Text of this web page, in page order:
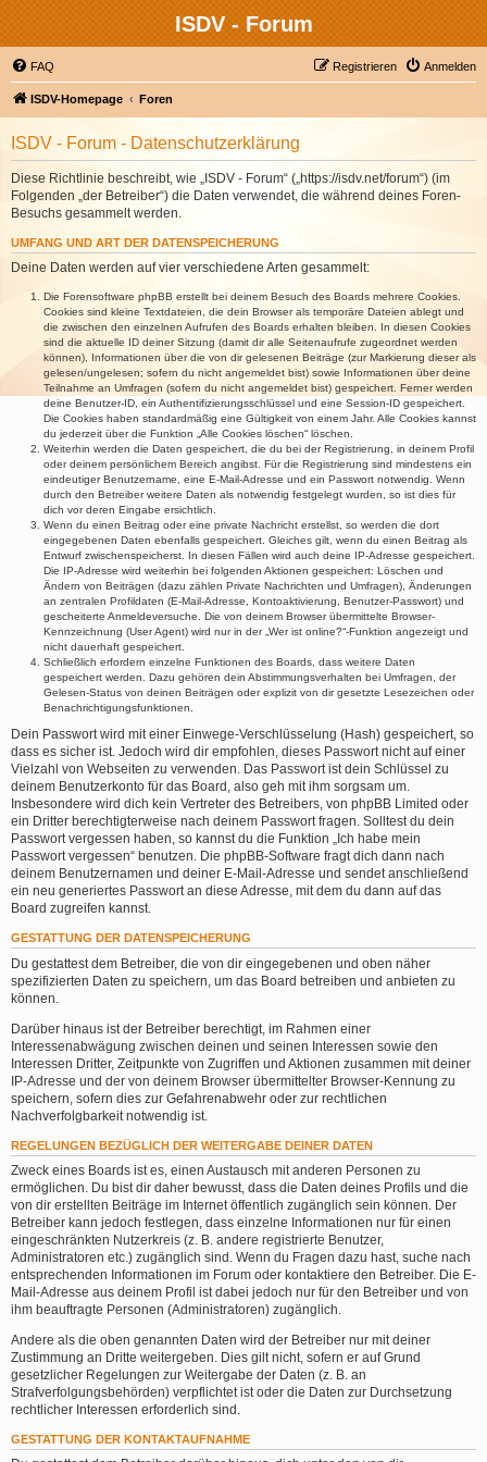
ISDV - Forum
FAQ Anmelden
Registrieren
ISDV-Homepage Foren
ISDV - Forum - Datenschutzerklärung
Diese Richtlinie beschreibt, wie „ISDV - Forum“ („https://isdv.net/forum“) (im
Folgenden „der Betreiber“) die Daten verwendet, die während deines Foren-
Besuchs gesammelt werden.
UMFANG UND ART DER DATENSPEICHERUNG
Deine Daten werden auf vier verschiedene Arten gesammelt:
Die Forensoftware phpBB erstellt bei deinem Besuch des Boards mehrere Cookies.
Cookies sind kleine Textdateien, die dein Browser als temporäre Dateien ablegt und
die zwischen den einzelnen Aufrufen des Boards erhalten bleiben. In diesen Cookies
sind die aktuelle ID deiner Sitzung (damit dir alle Seitenaufrufe zugeordnet werden
können), Informationen über die von dir gelesenen Beiträge (zur Markierung dieser als
gelesen/ungelesen; sofern du nicht angemeldet bist) sowie Informationen über deine
Teilnahme an Umfragen (sofern du nicht angemeldet bist) gespeichert. Ferner werden
deine Benutzer-ID, ein Authentifizierungsschlüssel und eine Session-ID gespeichert.
Die Cookies haben standardmäßig eine Gültigkeit von einem Jahr. Alle Cookies kannst
du jederzeit über die Funktion „Alle Cookies löschen“ löschen.
Weiterhin werden die Daten gespeichert, die du bei der Registrierung, in deinem Profil
oder deinem persönlichem Bereich angibst. Für die Registrierung sind mindestens ein
eindeutiger Benutzername, eine E-Mail-Adresse und ein Passwort notwendig. Wenn
durch den Betreiber weitere Daten als notwendig festgelegt wurden, so ist dies für
dich vor deren Eingabe ersichtlich.
Wenn du einen Beitrag oder eine private Nachricht erstellst, so werden die dort
eingegebenen Daten ebenfalls gespeichert. Gleiches gilt, wenn du einen Beitrag als
Entwurf zwischenspeicherst. In diesen Fällen wird auch deine IP-Adresse gespeichert.
Die IP-Adresse wird weiterhin bei folgenden Aktionen gespeichert: Löschen und
Ändern von Beiträgen (dazu zählen Private Nachrichten und Umfragen), Änderungen
an zentralen Profildaten (E-Mail-Adresse, Kontoaktivierung, Benutzer-Passwort) und
gescheiterte Anmeldeversuche. Die von deinem Browser übermittelte Browser-
Kennzeichnung (User Agent) wird nur in der „Wer ist online?“-Funktion angezeigt und
nicht dauerhaft gespeichert.
Schließlich erfordern einzelne Funktionen des Boards, dass weitere Daten
gespeichert werden. Dazu gehören dein Abstimmungsverhalten bei Umfragen, der
Gelesen-Status von deinen Beiträgen oder explizit von dir gesetzte Lesezeichen oder
Benachrichtigungsfunktionen.
Dein Passwort wird mit einer Einwege-Verschlüsselung (Hash) gespeichert, so
dass es sicher ist. Jedoch wird dir empfohlen, dieses Passwort nicht auf einer
Vielzahl von Webseiten zu verwenden. Das Passwort ist dein Schlüssel zu
deinem Benutzerkonto für das Board, also geh mit ihm sorgsam um.
Insbesondere wird dich kein Vertreter des Betreibers, von phpBB Limited oder
ein Dritter berechtigterweise nach deinem Passwort fragen. Solltest du dein
Passwort vergessen haben, so kannst du die Funktion „Ich habe mein
Passwort vergessen“ benutzen. Die phpBB-Software fragt dich dann nach
deinem Benutzernamen und deiner E-Mail-Adresse und sendet anschließend
ein neu generiertes Passwort an diese Adresse, mit dem du dann auf das
Board zugreifen kannst.
GESTATTUNG DER DATENSPEICHERUNG
Du gestattest dem Betreiber, die von dir eingegebenen und oben näher
spezifizierten Daten zu speichern, um das Board betreiben und anbieten zu
können.
Darüber hinaus ist der Betreiber berechtigt, im Rahmen einer
Interessenabwägung zwischen deinen und seinen Interessen sowie den
Interessen Dritter, Zeitpunkte von Zugriffen und Aktionen zusammen mit deiner
IP-Adresse und der von deinem Browser übermittelter Browser-Kennung zu
speichern, sofern dies zur Gefahrenabwehr oder zur rechtlichen
Nachverfolgbarkeit notwendig ist.
REGELUNGEN BEZÜGLICH DER WEITERGABE DEINER DATEN
Zweck eines Boards ist es, einen Austausch mit anderen Personen zu
ermöglichen. Du bist dir daher bewusst, dass die Daten deines Profils und die
von dir erstellten Beiträge im Internet öffentlich zugänglich sein können. Der
Betreiber kann jedoch festlegen, dass einzelne Informationen nur für einen
eingeschränkten Nutzerkreis (z. B. andere registrierte Benutzer,
Administratoren etc.) zugänglich sind. Wenn du Fragen dazu hast, suche nach
entsprechenden Informationen im Forum oder kontaktiere den Betreiber. Die E-
Mail-Adresse aus deinem Profil ist dabei jedoch nur für den Betreiber und von
ihm beauftragte Personen (Administratoren) zugänglich.
Andere als die oben genannten Daten wird der Betreiber nur mit deiner
Zustimmung an Dritte weitergeben. Dies gilt nicht, sofern er auf Grund
gesetzlicher Regelungen zur Weitergabe der Daten (z. B. an
Strafverfolgungsbehörden) verpflichtet ist oder die Daten zur Durchsetzung
rechtlicher Interessen erforderlich sind.
GESTATTUNG DER KONTAKTAUFNAHME